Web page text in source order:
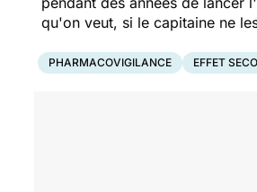
qu'on veut, si le capitaine ne
PHARMACOVIGILANCE EFFET